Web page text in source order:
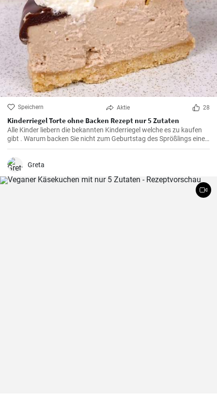
Speichern Aktie 28
Kinderriegel Torte ohne Backen Rezept nur 5 Zutaten
Alle Kinder liebern die bekannten Kinderriegel welche es zu kaufen
gibt . Warum backen Sie nicht zum Geburtstag des Sprößlings eine
Kinder Riegel Torte ? Ohne Backen und mit nur 5 Zutaten ist die
leckere Torte schnell zubereitet.
Greta